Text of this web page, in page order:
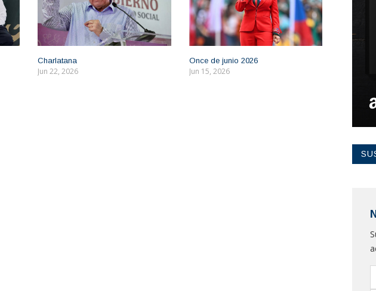
Charlatana
Jun 22, 2026
Once de junio 2026
Jun 15, 2026